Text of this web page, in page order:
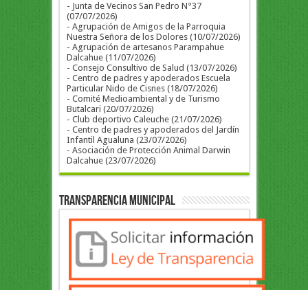
- Junta de Vecinos San Pedro N°37
(07/07/2026)
- Agrupación de Amigos de la Parroquia
Nuestra Señora de los Dolores (10/07/2026)
- Agrupación de artesanos Parampahue
Dalcahue (11/07/2026)
- Consejo Consultivo de Salud (13/07/2026)
- Centro de padres y apoderados Escuela
Particular Nido de Cisnes (18/07/2026)
- Comité Medioambiental y de Turismo
Butalcari (20/07/2026)
- Club deportivo Caleuche (21/07/2026)
- Centro de padres y apoderados del Jardín
Infantil Agualuna (23/07/2026)
- Asociación de Protección Animal Darwin
Dalcahue (23/07/2026)
Transparencia Municipal